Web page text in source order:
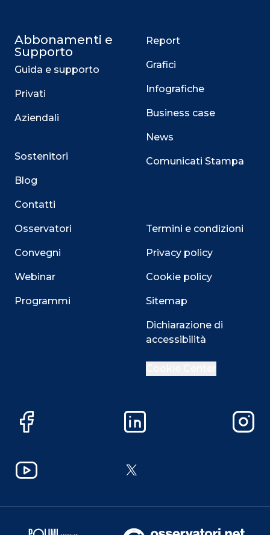
Abbonamenti e
Supporto
Guida e supporto
Privati
Aziendali
Sostenitori
Blog
Contatti
Osservatori
Convegni
Webinar
Programmi
Report
Grafici
Infografiche
Business case
News
Comunicati Stampa
Termini e condizioni
Privacy policy
Cookie policy
Sitemap
Dichiarazione di
accessibilità
Facebook LinkedIn
YouTube X